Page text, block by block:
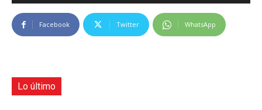
p
r
t
Facebook Twitter WhatsApp
Lo último